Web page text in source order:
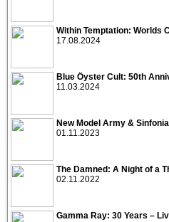
Within Temptation: Worlds
17.08.2024
Blue Öyster Cult: 50th
11.03.2024
New Model Army &
01.11.2023
The Damned: A Night of a
02.11.2022
Gamma Ray: 30 Years –